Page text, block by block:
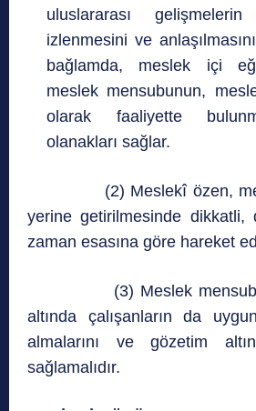
uluslararası
izlenmesini ve
bağlamda, meslek içi
meslek mensubunun,
olarak faaliyette
olanakları sağlar.
(2) Meslekî özen,
yerine getirilmesinde dikkatli,
zaman esasına göre hareket
(3) Meslek mensubu,
altında çalışanların da
almalarını ve gözetim
sağlamalıdır.